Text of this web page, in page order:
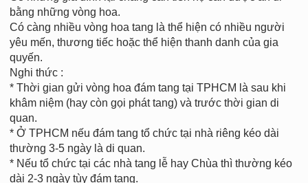
bằng những vòng hoa.
Có càng nhiều vòng hoa tang là thể hiện có nhiều người
yêu mến, thương tiếc hoặc thể hiện thanh danh của gia
quyến.
Nghi thức :
* Thời gian gửi vòng hoa đám tang tại TPHCM là sau khi
khâm niệm (hay còn gọi phát tang) và trước thời gian di
quan.
* Ở TPHCM nếu đám tang tổ chức tại nhà riêng kéo dài
thường 3-5 ngày là di quan.
* Nếu tổ chức tại các nhà tang lễ hay Chùa thì thường kéo
dài 2-3 ngày tùy đám tang.